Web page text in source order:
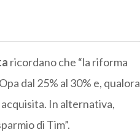
ricordano che “la riforma
dal 25% al 30% e, qualora
In alternativa,
di Tim”.